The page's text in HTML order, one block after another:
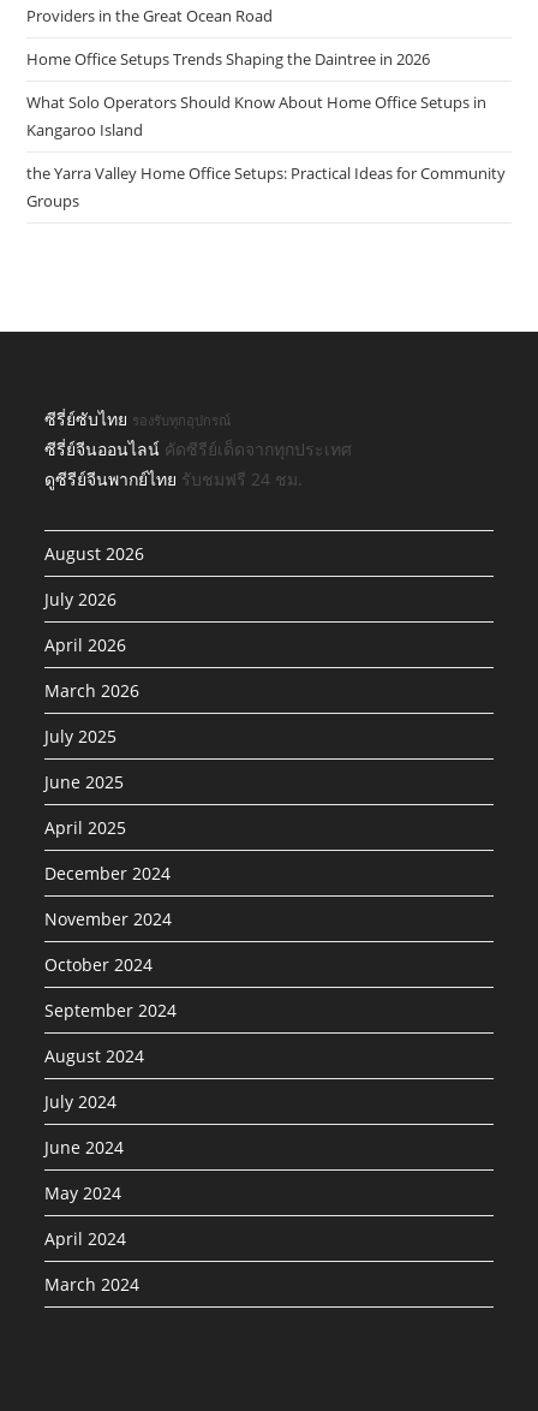
Providers in the Great Ocean Road
Home Office Setups Trends Shaping the Daintree in 2026
What Solo Operators Should Know About Home Office Setups in
Kangaroo Island
the Yarra Valley Home Office Setups: Practical Ideas for Community
Groups
ซีรี่ย์ซับไทย รองรับทุกอุปกรณ์
ซีรี่ย์จีนออนไลน์ คัดซีรีย์เด็ดจากทุกประเทศ
ดูซีรีย์จีนพากย์ไทย รับชมฟรี 24 ชม.
August 2026
July 2026
April 2026
March 2026
July 2025
June 2025
April 2025
December 2024
November 2024
October 2024
September 2024
August 2024
July 2024
June 2024
May 2024
April 2024
March 2024